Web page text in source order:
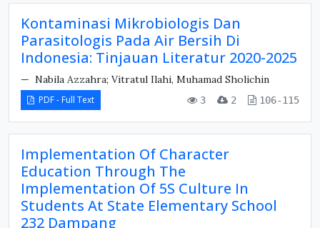
Kontaminasi Mikrobiologis Dan
Parasitologis Pada Air Bersih Di
Indonesia: Tinjauan Literatur 2020-2025
Nabila Azzahra; Vitratul Ilahi, Muhamad Sholichin
PDF - Full Text 3 2 106-115
Implementation Of Character
Education Through The
Implementation Of 5S Culture In
Students At State Elementary School
232 Dampang